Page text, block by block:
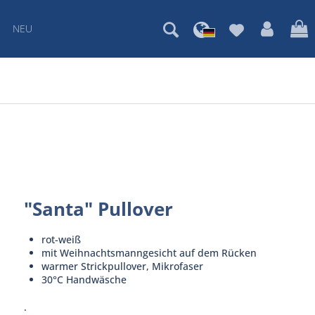
NEU
"Santa" Pullover
rot-weiß
mit Weihnachtsmanngesicht auf dem Rücken
warmer Strickpullover, Mikrofaser
30°C Handwäsche
.